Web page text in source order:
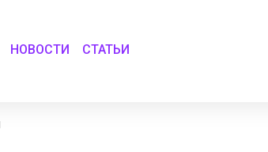
НОВОСТИ СТАТЬИ